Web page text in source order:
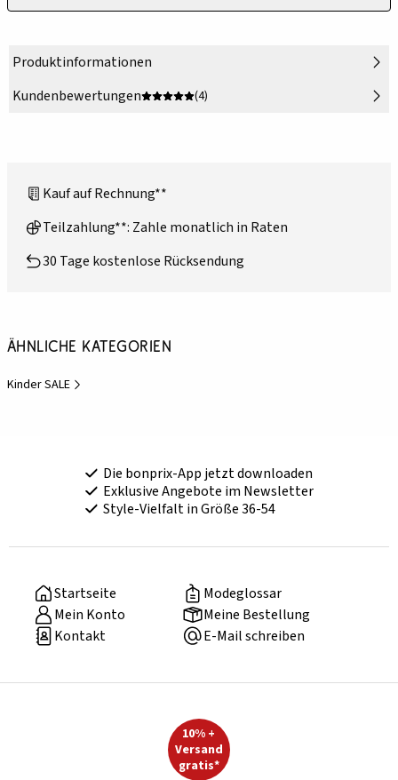
Produktinformationen
Kundenbewertungen
(4)
Kauf auf Rechnung**
Teilzahlung**: Zahle monatlich in Raten
30 Tage kostenlose Rücksendung
Ähnliche Kategorien
Kinder SALE
Die bonprix-App jetzt downloaden
Exklusive Angebote im Newsletter
Style-Vielfalt in Größe 36-54
Startseite
Modeglossar
Mein Konto
Meine Bestellung
Kontakt
E-Mail schreiben
10% +
Versand
gratis*